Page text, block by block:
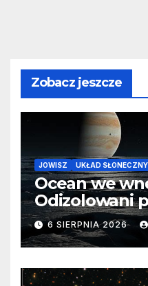
Zobacz jeszcze
JOWISZ UKŁAD SŁONECZNY
Ocean we
Odizolowani
barierę
6 SIERPNIA 2026